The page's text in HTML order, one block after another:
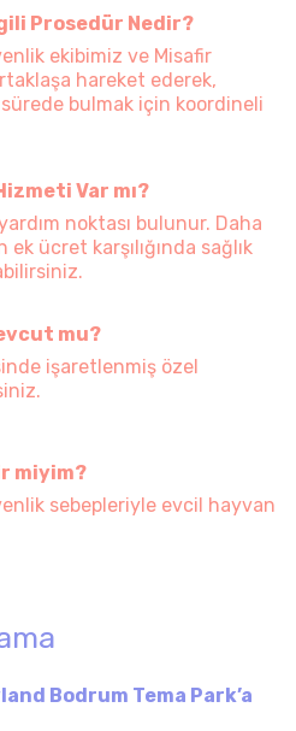
Prosedür Nedir?
ekibimiz ve Misafir
hareket ederek,
bulmak için koordineli
Var mı?
noktası bulunur. Daha
ücret karşılığında sağlık
mu?
işaretlenmiş özel
miyim?
sebepleriyle evcil hayvan
Bodrum Tema Park’a